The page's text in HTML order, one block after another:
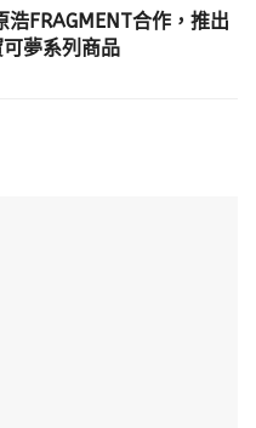
FRAGMENT合作，推出
夢系列商品